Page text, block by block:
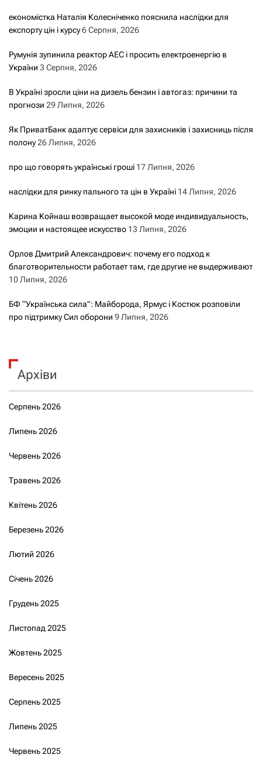
економістка Наталія Колесніченко пояснила наслідки для
експорту цін і курсу6 Серпня, 2026
Румунія зупинила реактор АЕС і просить електроенергію в
України 3 Серпня, 2026
В Україні зросли ціни на дизель бензин і автогаз: причини та
прогнози 29 Липня, 2026
Як ПриватБанк адаптує сервіси для захисників і захисниць після
полону26 Липня, 2026
про що говорять українські гроші 17 Липня, 2026
наслідки для ринку пального та цін в Україні 14 Липня, 2026
Карина Койнаш возвращает высокой моде индивидуальность,
эмоции и настоящее искусство 13 Липня, 2026
Орлов Дмитрий Александрович: почему его подход к
благотворительности работает там, где другие не выдерживают
10 Липня, 2026
БФ “Українська сила”: Майборода, Ярмус і Костюк розповіли
про підтримку Сил оборони 9 Липня, 2026
Архіви
Серпень 2026
Липень 2026
Червень 2026
Травень 2026
Квітень 2026
Березень 2026
Лютий 2026
Січень 2026
Грудень 2025
Листопад 2025
Жовтень 2025
Вересень 2025
Серпень 2025
Липень 2025
Червень 2025